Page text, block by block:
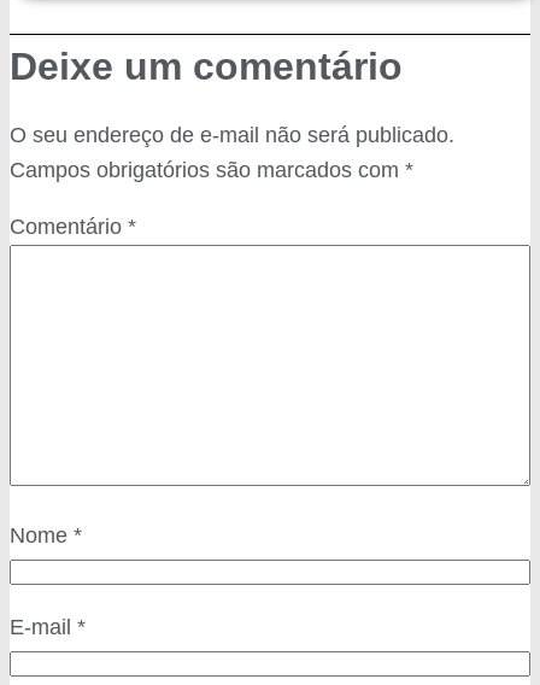
Deixe um comentário
O seu endereço de e-mail não será publicado.
Campos obrigatórios são marcados com *
Comentário *
Nome *
E-mail *